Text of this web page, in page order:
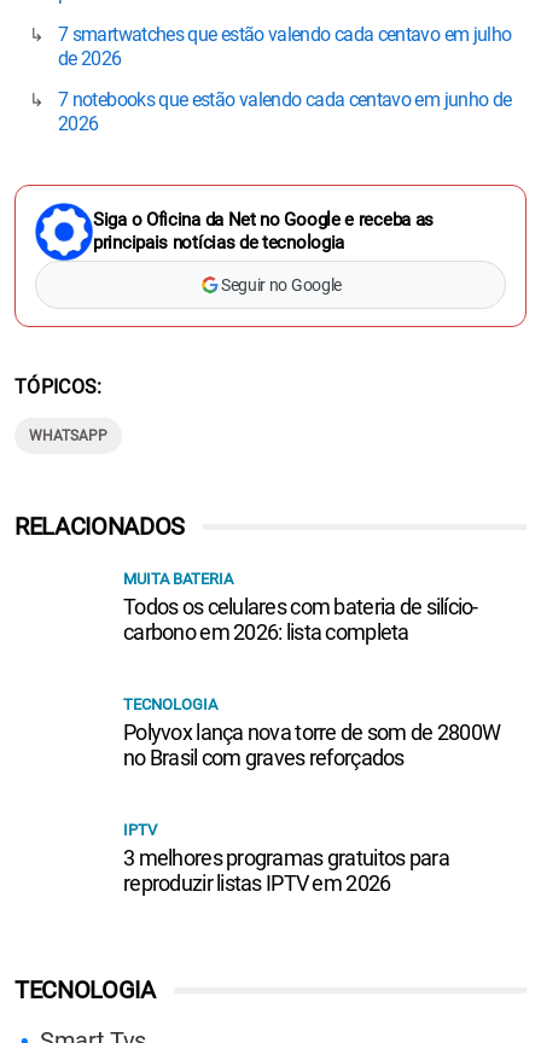
7 smartwatches que estão valendo cada centavo em julho
de 2026
7 notebooks que estão valendo cada centavo em junho de
2026
Siga o Oficina da Net no Google e receba as
principais notícias de tecnologia
Seguir no Google
TÓPICOS
WHATSAPP
TECNOLOGIA
RELACIONADOS
MUITA BATERIA
Todos os celulares com bateria de silício-
carbono em 2026: lista completa
TECNOLOGIA
Polyvox lança nova torre de som de 2800W
no Brasil com graves reforçados
IPTV
3 melhores programas gratuitos para
reproduzir listas IPTV em 2026